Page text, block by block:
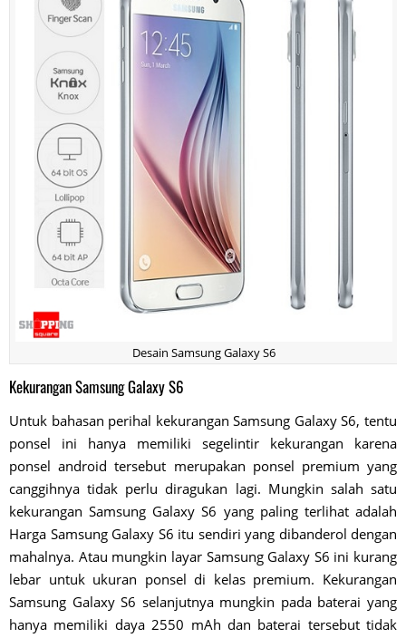
Desain Samsung Galaxy S6
Kekurangan Samsung Galaxy S6
Untuk bahasan perihal kekurangan Samsung Galaxy S6, tentu
ponsel ini hanya memiliki segelintir kekurangan karena
ponsel android tersebut merupakan ponsel premium yang
canggihnya tidak perlu diragukan lagi. Mungkin salah satu
kekurangan Samsung Galaxy S6 yang paling terlihat adalah
Harga Samsung Galaxy S6 itu sendiri yang dibanderol dengan
mahalnya. Atau mungkin layar Samsung Galaxy S6 ini kurang
lebar untuk ukuran ponsel di kelas premium. Kekurangan
Samsung Galaxy S6 selanjutnya mungkin pada baterai yang
hanya memiliki daya 2550 mAh dan baterai tersebut tidak